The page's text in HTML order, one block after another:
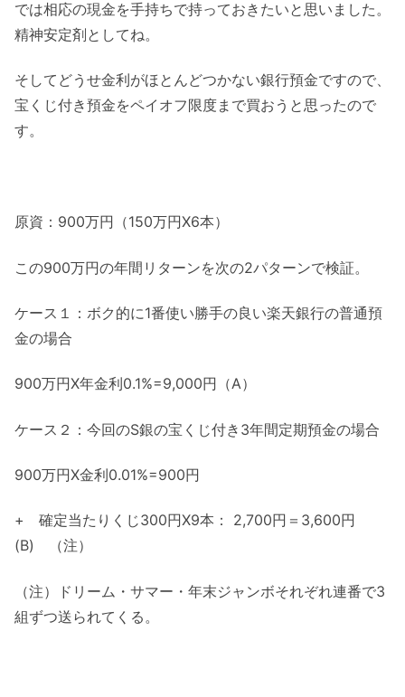
では相応の現金を手持ちで持っておきたいと思いました。
精神安定剤としてね。
そしてどうせ金利がほとんどつかない銀行預金ですので、
宝くじ付き預金をペイオフ限度まで買おうと思ったので
す。
原資：900万円（150万円X6本）
この900万円の年間リターンを次の2パターンで検証。
ケース１：ボク的に1番使い勝手の良い楽天銀行の普通預
金の場合
900万円X年金利0.1%=9,000円（A）
ケース２：今回のS銀の宝くじ付き3年間定期預金の場合
900万円X金利0.01%=900円
+ 確定当たりくじ300円X9本： 2,700円＝3,600円
(B) （注）
（注）ドリーム・サマー・年末ジャンボそれぞれ連番で3
組ずつ送られてくる。